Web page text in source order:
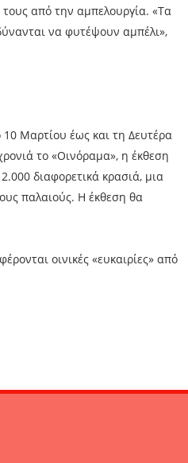
τους από την αμπελουργία. «Τα
να φυτέψουν αμπέλι»,
Μαρτίου έως και τη Δευτέρα
το «Οινόραμα», η έκθεση
διαφορετικά κρασιά, μια
παλαιούς. Η έκθεση θα
οινικές «ευκαιρίες» από